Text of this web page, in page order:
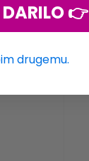
👉
drugemu.